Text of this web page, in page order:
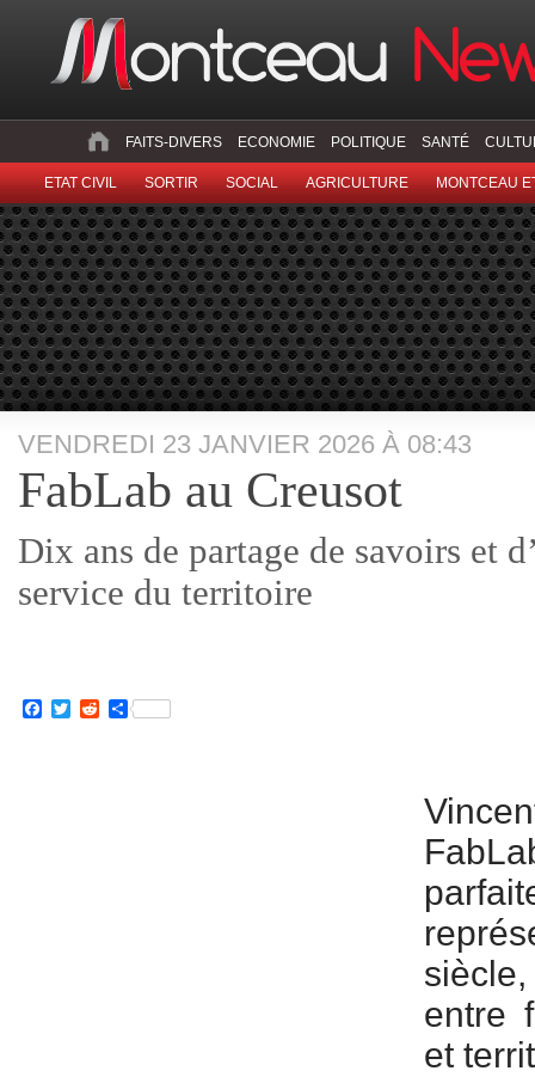
FAITS-DIVERS ECONOMIE POLITIQUE SANTÉ
ETAT CIVIL SORTIR SOCIAL AGRICULTURE MONTCEAU
VENDREDI 23 JANVIER 2026 À 08:43
FabLab au Creusot
Dix ans de partage de savoirs et
service du territoire
Facebook
TwitterRedditPartager
entre
et